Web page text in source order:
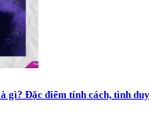
gì? Đặc điểm tính cách, tình